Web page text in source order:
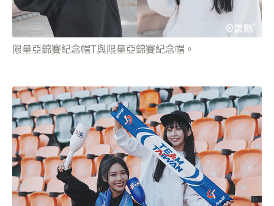
限量亞錦賽紀念帽T與限量亞錦賽紀念帽。